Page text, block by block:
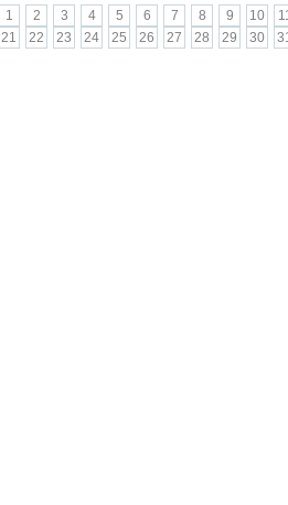
1
2 3 4 5 6 7 8 9 10
21
22 23 24 25 26 27 28 29 30